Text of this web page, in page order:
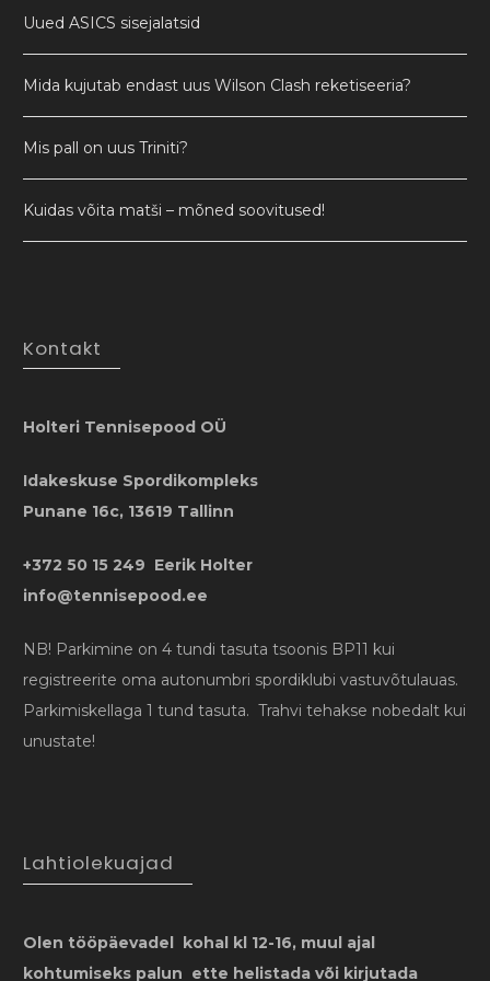
Uued ASICS sisejalatsid
Mida kujutab endast uus Wilson Clash reketiseeria?
Mis pall on uus Triniti?
Kuidas võita matši – mõned soovitused!
Kontakt
Holteri Tennisepood OÜ
Idakeskuse Spordikompleks
Punane 16c, 13619 Tallinn
+372 50 15 249 Eerik Holter
info@tennisepood.ee
NB! Parkimine on 4 tundi tasuta tsoonis BP11 kui
registreerite oma autonumbri spordiklubi vastuvõtulauas.
Parkimiskellaga 1 tund tasuta. Trahvi tehakse nobedalt kui
unustate!
Lahtiolekuajad
Olen tööpäevadel kohal kl 12-16, muul ajal
kohtumiseks palun ette helistada või kirjutada